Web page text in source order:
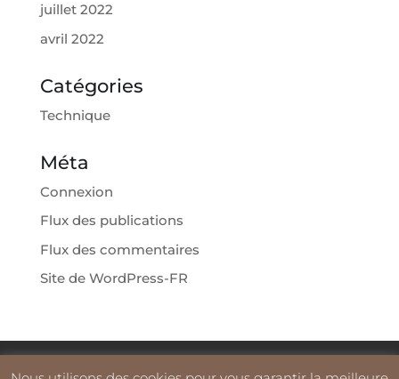
juillet 2022
avril 2022
Catégories
Technique
Méta
Connexion
Flux des publications
Flux des commentaires
Site de WordPress-FR